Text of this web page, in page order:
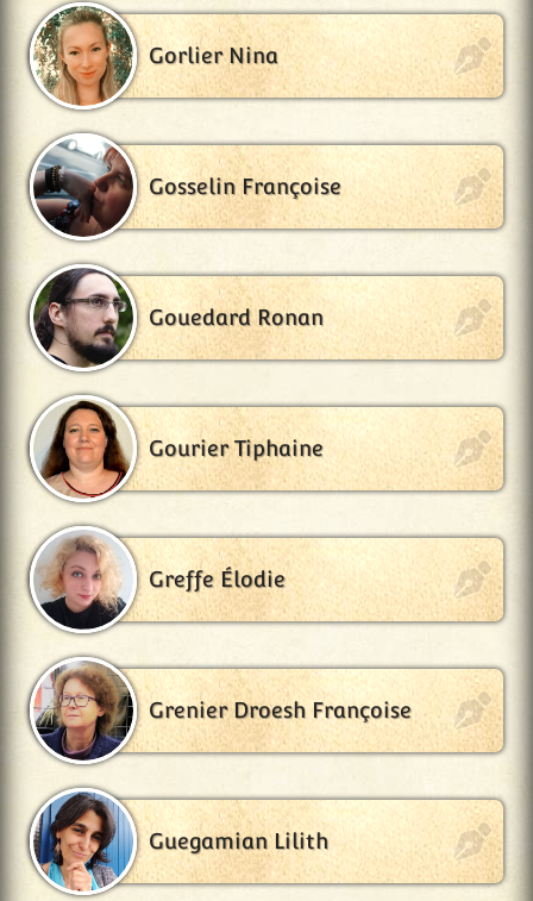
Gorlier Nina
Gosselin Françoise
Gouedard Ronan
Gourier Tiphaine
Greffe Élodie
Grenier Droesh Françoise
Guegamian Lilith